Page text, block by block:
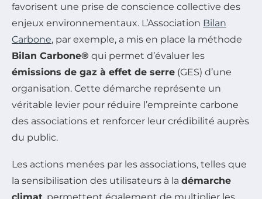
favorisent une prise de conscience collective des
enjeux environnementaux. L’Association Bilan
Carbone, par exemple, a mis en place la méthode
Bilan Carbone® qui permet d’évaluer les
émissions de gaz à effet de serre (GES) d’une
organisation. Cette démarche représente un
véritable levier pour réduire l’empreinte carbone
des associations et renforcer leur crédibilité auprès
du public.
Les actions menées par les associations, telles que
la sensibilisation des utilisateurs à la démarche
climat, permettent également de multiplier les